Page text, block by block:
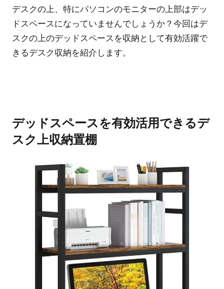
デスクの上、特にパソコンのモニターの上部はデッ
ドスペースになっていませんでしょうか？今回はデ
スクの上のデッドスペースを収納として有効活躍で
きるデスク収納を紹介します。
デッドスペースを有効活用できるデ
スク上収納置棚